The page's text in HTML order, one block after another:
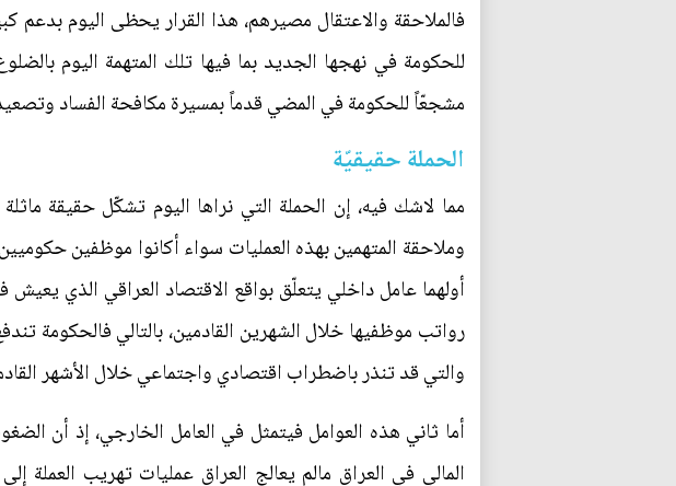
فالملاحقة والاعتقال مصيرهم، هذا القرار يحظى اليوم بدعم
للحكومة في نهجها الجديد بما فيها تلك المتهمة اليوم
مشجعّاً للحكومة في المضي قدماً بمسيرة مكافحة الفساد
الحملة حقيقيّة
مما لاشك فيه، إن الحملة التي نراها اليوم تشكّل حقيقة
وملاحقة المتهمين بهذه العمليات سواء أكانوا موظفين
أولهما عامل داخلي يتعلّق بواقع الاقتصاد العراقي الذي
رواتب موظفيها خلال الشهرين القادمين، بالتالي فالحكومة
والتي قد تنذر باضطراب اقتصادي واجتماعي خلال الأشهر
أما ثاني هذه العوامل فيتمثل في العامل الخارجي، إذ أن